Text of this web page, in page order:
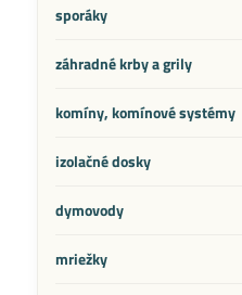
sporáky
záhradné krby a grily
komíny, komínové systémy
izolačné dosky
dymovody
mriežky